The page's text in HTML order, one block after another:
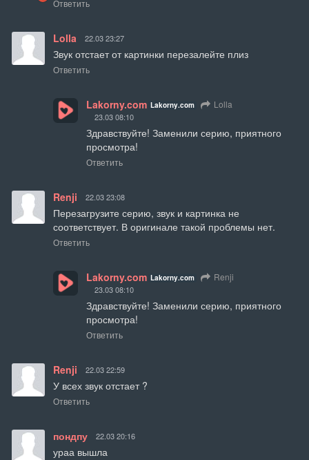
Ответить
Lolla 22.03 23:27
Звук отстает от картинки перезалейте плиз
Ответить
Lakorny.com Lakorny.com Lolla
23.03 08:10
Здравствуйте! Заменили серию, приятного
просмотра!
Ответить
Renji 22.03 23:08
Перезагрузите серию, звук и картинка не
соответствует. В оригинале такой проблемы нет.
Ответить
Lakorny.com Lakorny.com Renji
23.03 08:10
Здравствуйте! Заменили серию, приятного
просмотра!
Ответить
Renji 22.03 22:59
У всех звук отстает ?
Ответить
пондпу 22.03 20:16
ураа вышла